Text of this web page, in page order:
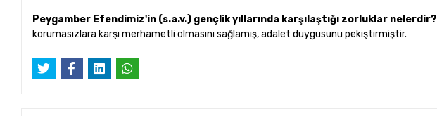
Peygamber Efendimiz'in (s.a.v.) gençlik yıllarında karşılaştığı zorluklar nelerdir?
korumasızlara karşı merhametli olmasını sağlamış, adalet duygusunu pekiştirmiştir.